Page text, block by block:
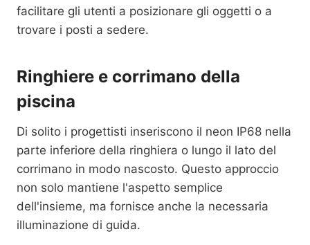
facilitare gli utenti a posizionare gli oggetti o a
trovare i posti a sedere.
Ringhiere e corrimano della
piscina
Di solito i progettisti inseriscono il neon IP68 nella
parte inferiore della ringhiera o lungo il lato del
corrimano in modo nascosto. Questo approccio
non solo mantiene l'aspetto semplice
dell'insieme, ma fornisce anche la necessaria
illuminazione di guida.